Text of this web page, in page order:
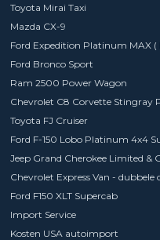
Toyota Mirai Taxi
Mazda CX-9
Ford Expedition Platinum MAX (
Ford Bronco Sport
Ram 2500 Power Wagon
Chevrolet C8 Corvette Stingray
Toyota FJ Cruiser
Ford F-150 Lobo Platinum 4x4
Jeep Grand Cherokee Limited &
Chevrolet Express Van -
Ford F150 XLT Supercab
Import Service
Kosten USA autoimport